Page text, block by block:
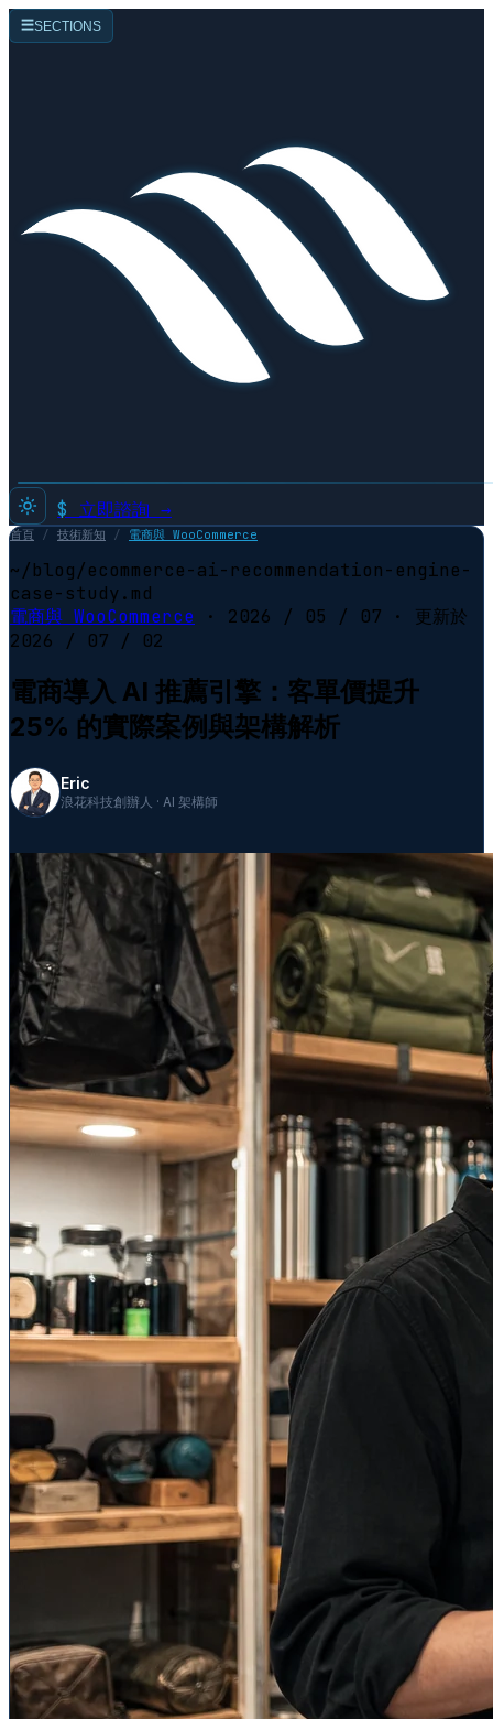
☰SECTIONS
$ 立即諮詢 →
首頁 / 技術新知 / 電商與 WooCommerce
~/blog/ecommerce-ai-recommendation-engine-
case-study.md
電商與 WooCommerce · 2026 / 05 / 07
· 更新於
2026 / 07 / 02
電商導入 AI 推薦引擎：客單價提升
25% 的實際案例與架構解析
Eric
浪花科技創辦人 · AI 架構師